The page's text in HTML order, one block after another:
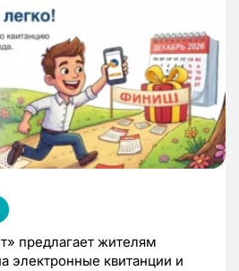
предлагает жителям
электронные квитанции и